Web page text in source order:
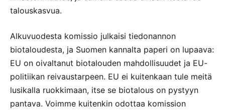
talouskasvua.
Alkuvuodesta komissio julkaisi tiedonannon
biotaloudesta, ja Suomen kannalta paperi on lupaava:
EU on oivaltanut biotalouden mahdollisuudet ja EU-
politiikan reivaustarpeen. EU ei kuitenkaan tule meitä
lusikalla ruokkimaan, itse se biotalous on pystyyn
pantava. Voimme kuitenkin odottaa komission